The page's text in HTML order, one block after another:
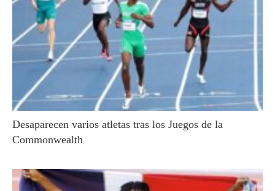
Desaparecen varios atletas tras los Juegos de la
Commonwealth